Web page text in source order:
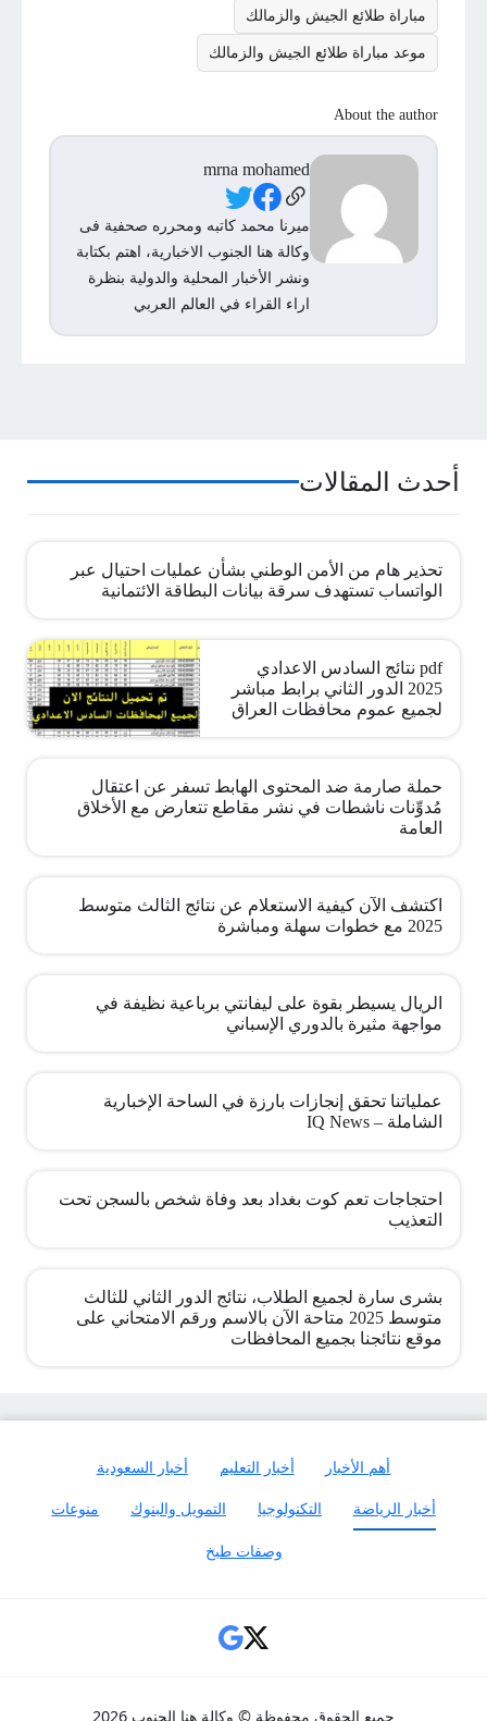
مباراة طلائع الجيش والزمالك
موعد مباراة طلائع الجيش والزمالك
About the author
mrna mohamed
Social Links
ميرنا محمد كاتبه ومحرره صحفية فى
وكالة هنا الجنوب الاخبارية، اهتم بكتابة
ونشر الأخبار المحلية والدولية بنظرة
اراء القراء في العالم العربي
أحدث المقالات
تحذير هام من الأمن الوطني بشأن عمليات احتيال عبر
الواتساب تستهدف سرقة بيانات البطاقة الائتمانية
pdf نتائج السادس الاعدادي
2025 الدور الثاني برابط مباشر
لجميع عموم محافظات العراق
حملة صارمة ضد المحتوى الهابط تسفر عن اعتقال
مُدوِّنات ناشطات في نشر مقاطع تتعارض مع الأخلاق
العامة
اكتشف الآن كيفية الاستعلام عن نتائج الثالث متوسط
2025 مع خطوات سهلة ومباشرة
الريال يسيطر بقوة على ليفانتي برباعية نظيفة في
مواجهة مثيرة بالدوري الإسباني
عملياتنا تحقق إنجازات بارزة في الساحة الإخبارية
الشاملة – IQ News
احتجاجات تعم كوت بغداد بعد وفاة شخص بالسجن تحت
التعذيب
بشرى سارة لجميع الطلاب، نتائج الدور الثاني للثالث
متوسط 2025 متاحة الآن بالاسم ورقم الامتحاني على
موقع نتائجنا بجميع المحافظات
أهم الأخبار أخبار التعليم أخبار السعودية
أخبار الرياضة التكنولوجيا التمويل والبنوك منوعات
وصفات طبخ
Social Links
جميع الحقوق محفوظة © وكالة هنا الجنوب 2026